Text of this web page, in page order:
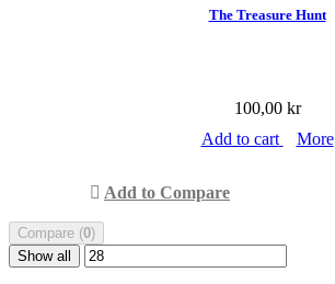
The Treasure Hunt
100,00 kr
Add to cart
More
Add to Compare
Compare (0)
Show all